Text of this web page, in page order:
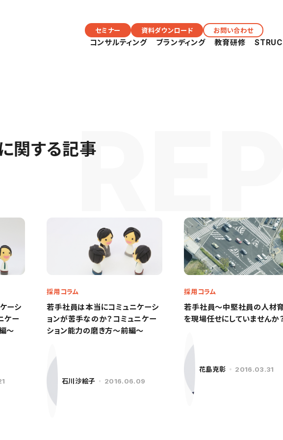
コンサルティング ブランディング 教育研修
セミナー 資料ダウンロード お問い合わせ
に関する記事
ーシ
ケー
～
若手社員は本当にコミュニケーシ
ョンが苦手なのか？コミュニケー
ション能力の磨き方～前編～
採用コラム
石川沙絵子 2016.06.09
若手社員～中堅社員の人材
を現場任せにしていませんか
採用コラム
花島克彰 2016.03.31